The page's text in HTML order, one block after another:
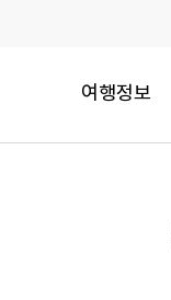
여행정보